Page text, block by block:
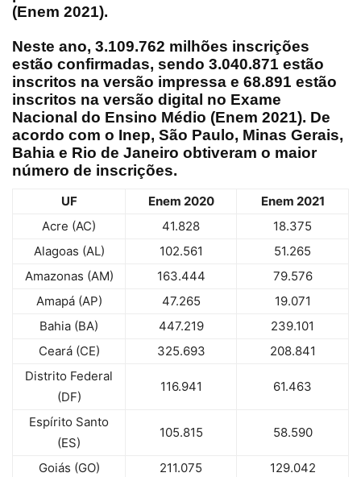
(Enem 2021).
Neste ano, 3.109.762 milhões inscrições
estão confirmadas, sendo 3.040.871 estão
inscritos na versão impressa e 68.891 estão
inscritos na versão digital no Exame
Nacional do Ensino Médio (Enem 2021). De
acordo com o Inep, São Paulo, Minas Gerais,
Bahia e Rio de Janeiro obtiveram o maior
número de inscrições.
UF Enem 2020
Enem 2021
Acre (AC)
41.828
18.375
Alagoas (AL)
102.561
51.265
Amazonas (AM)
163.444
79.576
Amapá (AP)
47.265
19.071
Bahia (BA)
447.219
239.101
Ceará (CE)
325.693
208.841
Distrito Federal
(DF)
116.941 61.463
Espírito Santo
(ES)
105.815 58.590
Goiás (GO) 211.075
129.042